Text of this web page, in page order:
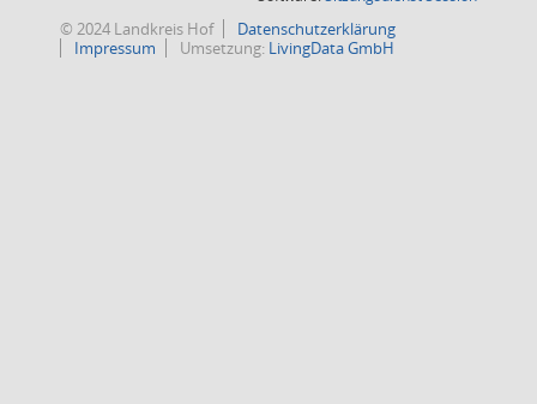
© 2024 Landkreis Hof
Datenschutzerklärung
Impressum
Umsetzung: LivingData GmbH